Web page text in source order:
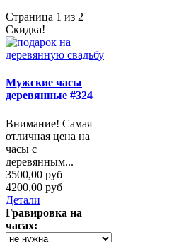
Страница 1 из 2
Скидка!
Мужские часы
деревянные #324
Внимание! Самая
отличная цена на
часы с
деревянным...
3500,00 руб
4200,00 руб
Детали
Гравировка на
часах: